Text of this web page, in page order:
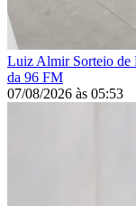
Luiz Almir Sorteio de
da 96 FM
07/08/2026 às 05:53